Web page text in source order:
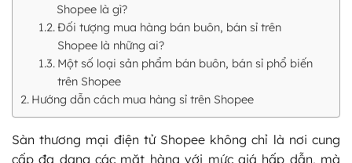
Shopee là gì?
Đối tượng mua hàng bán buôn, bán sỉ trên
Shopee là những ai?
Một số loại sản phẩm bán buôn, bán sỉ phổ biến
trên Shopee
Hướng dẫn cách mua hàng sỉ trên Shopee
Sàn thương mại điện tử Shopee không chỉ là nơi cung
cấp đa dạng các mặt hàng với mức giá hấp dẫn, mà